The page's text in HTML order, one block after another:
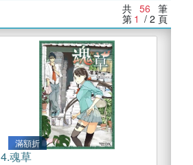
共 56 筆
第 1 / 2 頁
滿額折
4.魂草